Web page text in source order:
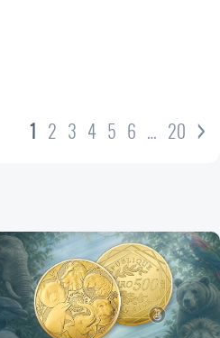
1 2 3 4 5 6 … 20 ›